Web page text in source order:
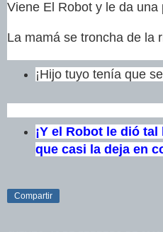
Viene El Robot y le da
La mamá se troncha de la
¡Hijo tuyo tenía que
¡Y el Robot le dió
que casi la deja en
Compartir